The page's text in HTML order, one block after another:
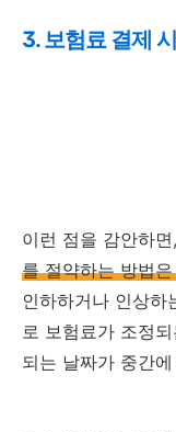
3. 보험료 결제
이런 점을 감안하
를 절약하는 방법
인하하거나 인상하
로 보험료가 조정
되는 날짜가 중간